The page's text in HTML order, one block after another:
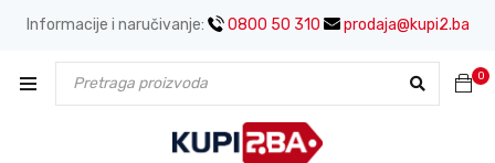
Informacije i naručivanje: 0800 50 310 prodaja@kupi2.ba
0